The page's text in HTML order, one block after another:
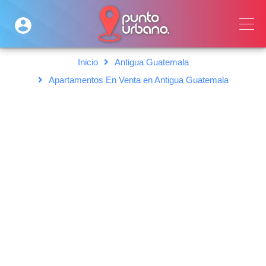
Inicio
Antigua Guatemala
Apartamentos En Venta en Antigua Guatemala